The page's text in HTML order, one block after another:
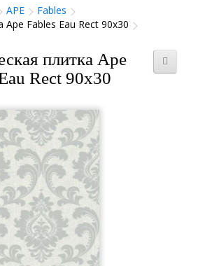
APE
Fables
Ape Fables Eau Rect 90x30
плитка Ape
Rect 90x30